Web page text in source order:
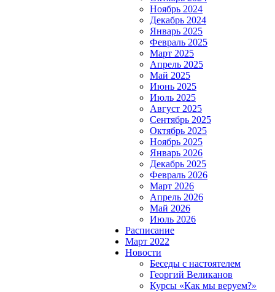
Ноябрь 2024
Декабрь 2024
Январь 2025
Февраль 2025
Март 2025
Апрель 2025
Май 2025
Июнь 2025
Июль 2025
Август 2025
Сентябрь 2025
Октябрь 2025
Ноябрь 2025
Январь 2026
Декабрь 2025
Февраль 2026
Март 2026
Апрель 2026
Май 2026
Июль 2026
Расписание
Март 2022
Новости
Беседы с настоятелем
Георгий Великанов
Курсы «Как мы веруем?»